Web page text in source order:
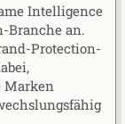
Intelligence
Branche an.
Protection-
Marken